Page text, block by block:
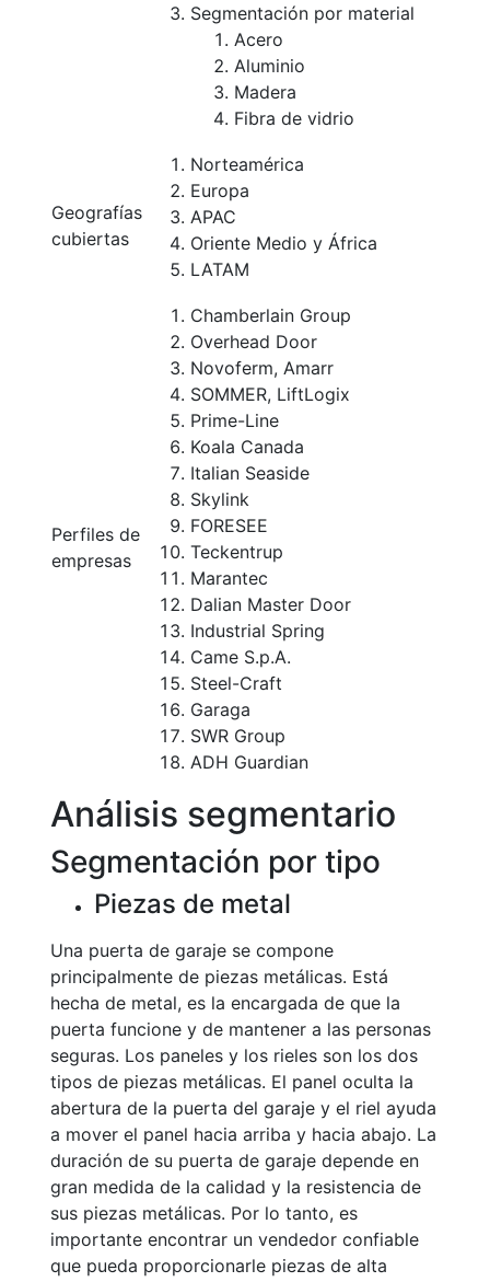
Segmentación por material
Acero
Aluminio
Madera
Fibra de vidrio
Geografías
cubiertas
Norteamérica
Europa
APAC
Oriente Medio y África
LATAM
Perfiles de
empresas
Chamberlain Group
Overhead Door
Novoferm, Amarr
SOMMER, LiftLogix
Prime-Line
Koala Canada
Italian Seaside
Skylink
FORESEE
Teckentrup
Marantec
Dalian Master Door
Industrial Spring
Came S.p.A.
Steel-Craft
Garaga
SWR Group
ADH Guardian
Análisis segmentario
Segmentación por tipo
Piezas de metal
Una puerta de garaje se compone
principalmente de piezas metálicas. Está
hecha de metal, es la encargada de que la
puerta funcione y de mantener a las personas
seguras. Los paneles y los rieles son los dos
tipos de piezas metálicas. El panel oculta la
abertura de la puerta del garaje y el riel ayuda
a mover el panel hacia arriba y hacia abajo. La
duración de su puerta de garaje depende en
gran medida de la calidad y la resistencia de
sus piezas metálicas. Por lo tanto, es
importante encontrar un vendedor confiable
que pueda proporcionarle piezas de alta